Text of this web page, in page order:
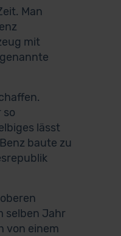
Man
mit
so
lässt
baute zu
selben Jahr
von einem